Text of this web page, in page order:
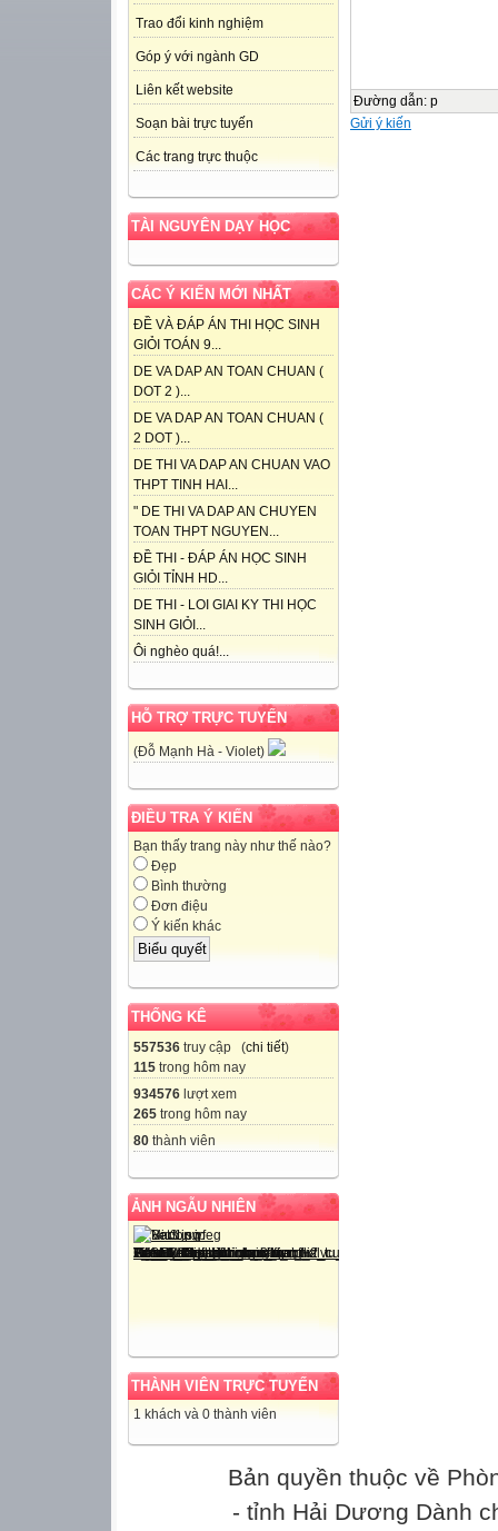
Trao đổi kinh nghiệm
Góp ý với ngành GD
Liên kết website
Soạn bài trực tuyến
Các trang trực thuộc
TÀI NGUYÊN DẠY HỌC
CÁC Ý KIẾN MỚI NHẤT
ĐỀ VÀ ĐÁP ÁN THI HỌC SINH
GIỎI TOÁN 9...
DE VA DAP AN TOAN CHUAN (
DOT 2 )...
DE VA DAP AN TOAN CHUAN (
2 DOT )...
DE THI VA DAP AN CHUAN VAO
THPT TINH HAI...
" DE THI VA DAP AN CHUYEN
TOAN THPT NGUYEN...
ĐỀ THI - ĐÁP ÁN HỌC SINH
GIỎI TỈNH HD...
DE THI - LOI GIAI KY THI HỌC
SINH GIỎI...
Ôi nghèo quá!...
HỖ TRỢ TRỰC TUYẾN
(Đỗ Mạnh Hà - Violet)
ĐIỀU TRA Ý KIẾN
Bạn thấy trang này như thế nào?
Đẹp
Bình thường
Đơn điệu
Ý kiến khác
THỐNG KÊ
557536 truy cập (chi tiết)
115 trong hôm nay
934576 lượt xem
265 trong hôm nay
80 thành viên
ẢNH NGẪU NHIÊN
THÀNH VIÊN TRỰC TUYẾN
1 khách và 0 thành viên
Đường dẫn: p
Gửi ý kiến
Bản quyền thuộc về
- tỉnh Hải Dương Dành